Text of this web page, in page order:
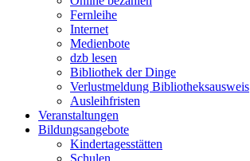
Fernleihe
Internet
Medienbote
dzb lesen
Bibliothek der Dinge
Verlustmeldung Bibliotheksausweis
Ausleihfristen
Veranstaltungen
Bildungsangebote
Kindertagesstätten
Schulen